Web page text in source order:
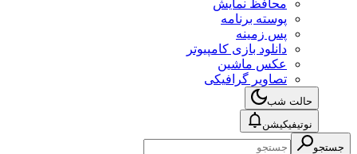
محافظ نمایش
پوسته برنامه
پس زمینه
دانلود بازی کامپیوتر
عکس ماشین
تصاویر گرافیکی
حالت شب
نوتیفیکیشن
جستجو